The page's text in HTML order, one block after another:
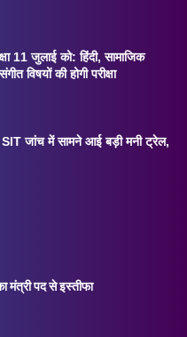
11 जुलाई को: हिंदी, सामाजिक
विषयों की होगी परीक्षा
SIT जांच में सामने आई बड़ी मनी ट्रेल,
मंत्री पद से इस्तीफा